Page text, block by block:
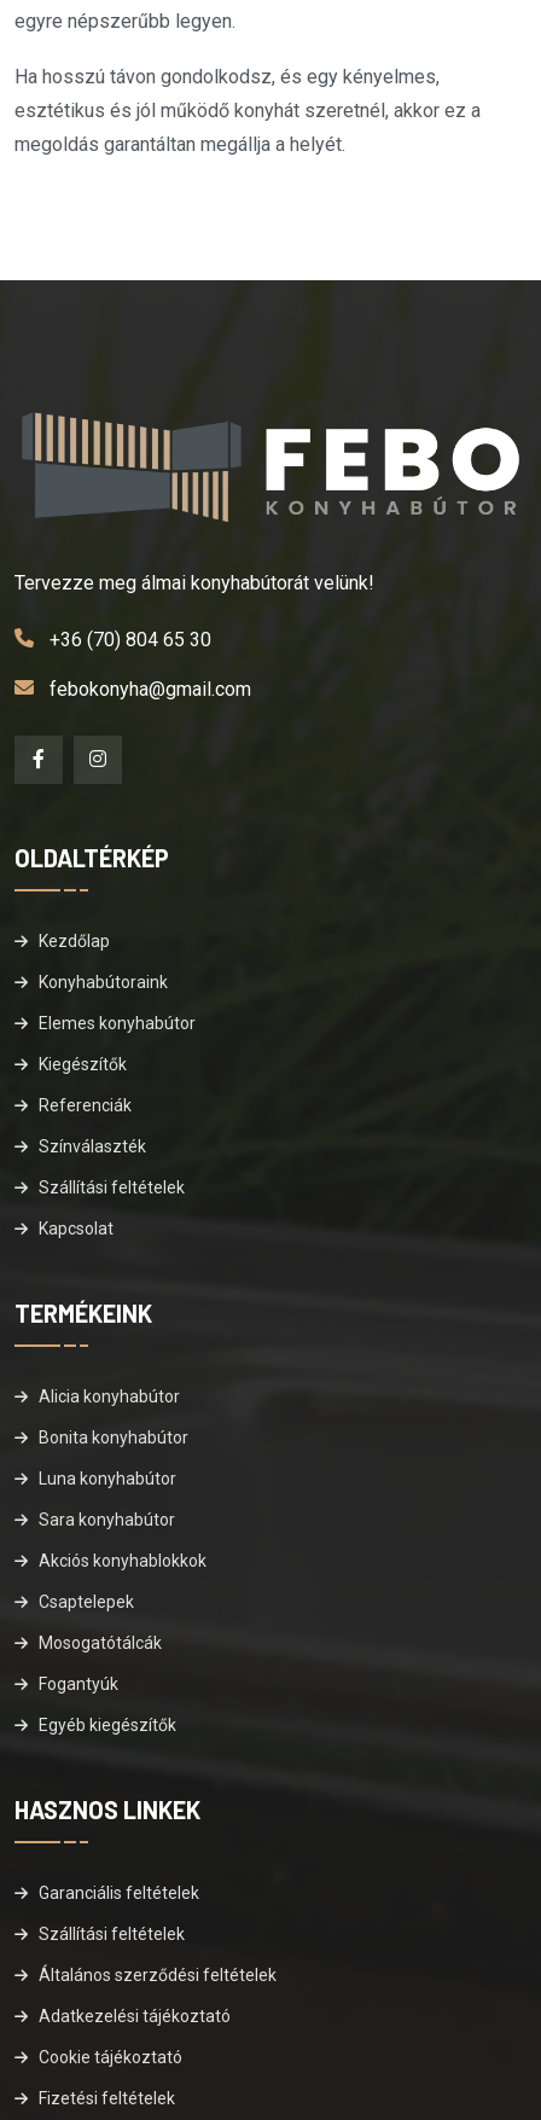
egyre népszerűbb legyen.
Ha hosszú távon gondolkodsz, és egy kényelmes,
esztétikus és jól működő konyhát szeretnél, akkor ez a
megoldás garantáltan megállja a helyét.
Tervezze meg álmai konyhabútorát velünk!
+36 (70) 804 65 30
febokonyha@gmail.com
OLDALTÉRKÉP
Kezdőlap
Konyhabútoraink
Elemes konyhabútor
Kiegészítők
Referenciák
Színválaszték
Szállítási feltételek
Kapcsolat
TERMÉKEINK
Alicia konyhabútor
Bonita konyhabútor
Luna konyhabútor
Sara konyhabútor
Akciós konyhablokkok
Csaptelepek
Mosogatótálcák
Fogantyúk
Egyéb kiegészítők
HASZNOS LINKEK
Garanciális feltételek
Szállítási feltételek
Általános szerződési feltételek
Adatkezelési tájékoztató
Cookie tájékoztató
Fizetési feltételek